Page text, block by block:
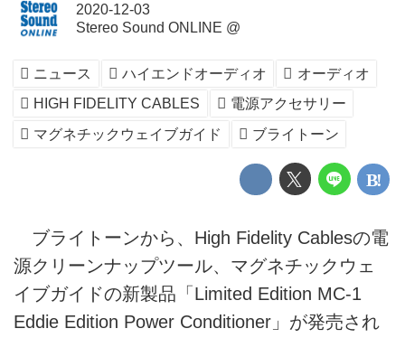
2020-12-03
Stereo Sound ONLINE @
ニュース ハイエンドオーディオ
オーディオ
HIGH FIDELITY CABLES
電源アクセサリー
マグネチックウェイブガイド
ブライトーン
ブライトーンから、High Fidelity Cablesの電
源クリーンナップツール、マグネチックウェ
イブガイドの新製品「Limited Edition MC-1
Eddie Edition Power Conditioner」が発売され